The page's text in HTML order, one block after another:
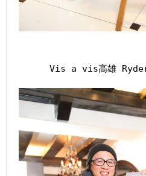
Vis a vis高雄 Ryder